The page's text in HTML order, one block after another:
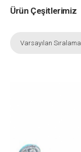
Ürün Çeşitlerimiz
Varsayılan Sıralama